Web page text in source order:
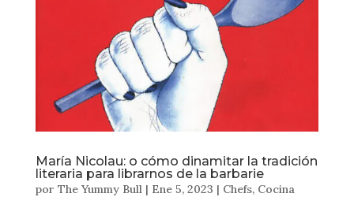
María Nicolau: o cómo dinamitar la tradición
literaria para librarnos de la barbarie
por The Yummy Bull| Ene 5, 2023 | Chefs, Cocina